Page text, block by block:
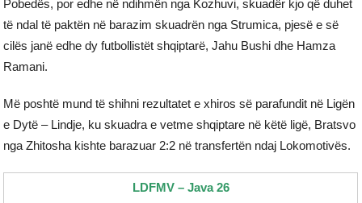
Pobedës, por edhe në ndihmën nga Kozhuvi, skuadër kjo që duhet
të ndal të paktën në barazim skuadrën nga Strumica, pjesë e së
cilës janë edhe dy futbollistët shqiptarë, Jahu Bushi dhe Hamza
Ramani.
Më poshtë mund të shihni rezultatet e xhiros së parafundit në Ligën
e Dytë – Lindje, ku skuadra e vetme shqiptare në këtë ligë, Bratsvo
nga Zhitosha kishte barazuar 2:2 në transfertën ndaj Lokomotivës.
LDFMV – Java 26